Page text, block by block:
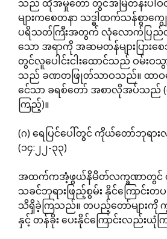
သည် ထိုအမှုတော် တွင်အမြဲတန်းပါ
များကစေတနာ သဒ္ဓါထက်သန်စွာကျွ
ပရိသတ်ကြီးအတွက် လုံလောက်ပြ
သော အရာကို အဆမတန်များပြား
တွင်လူပေါင်းငါးထောင်သည် ဝမ်း
သည် ခဏတဖြုတ်သာဝသည်။ ထာဝ
င်ေသာ ခရစ်တော် အစာလိုအပ်သည်
ကြည့်)။
(ဂ) ရေပြင်ပေါ်တွင် ကိုယ်တော်ဘုရား
(၁၄:၂၂-၃၃)
အထက်ကအံ့ဖွယ်နိမိတ်လက္ခဏာတွင်
သခင်ဘုရားဖြည့်စွမ်း နိုင်ကြောင်းတ
သိရှိခဲ့ကြသည်။ တပည့်တော်များကို
နှင့် တန်ခိုး ပေးနိုင်ကြောင်းလည်း